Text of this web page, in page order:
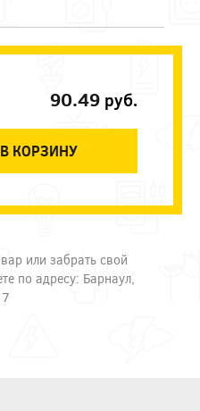
90.49 руб.
В КОРЗИНУ
или забрать свой
по адресу: Барнаул,